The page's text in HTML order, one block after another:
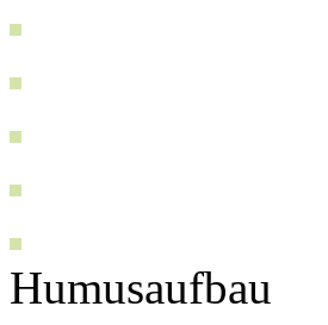
Humusaufbau